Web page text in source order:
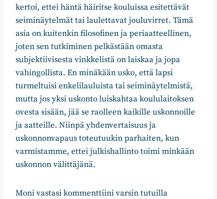
kertoi, ettei häntä häiritse kouluissa esitettävät
seiminäytelmät tai laulettavat jouluvirret. Tämä
asia on kuitenkin filosofinen ja periaatteellinen,
joten sen tutkiminen pelkästään omasta
subjektiivisesta vinkkelistä on laiskaa ja jopa
vahingollista. En minäkään usko, että lapsi
turmeltuisi enkelilauluista tai seiminäytelmistä,
mutta jos yksi uskonto luiskahtaa koululaitoksen
ovesta sisään, jää se raolleen kaikille uskonnoille
ja aatteille. Niinpä yhdenvertaisuus ja
uskonnonvapaus toteutuukin parhaiten, kun
varmistamme, ettei julkishallinto toimi minkään
uskonnon välittäjänä.
Moni vastasi kommenttiini varsin tutuilla